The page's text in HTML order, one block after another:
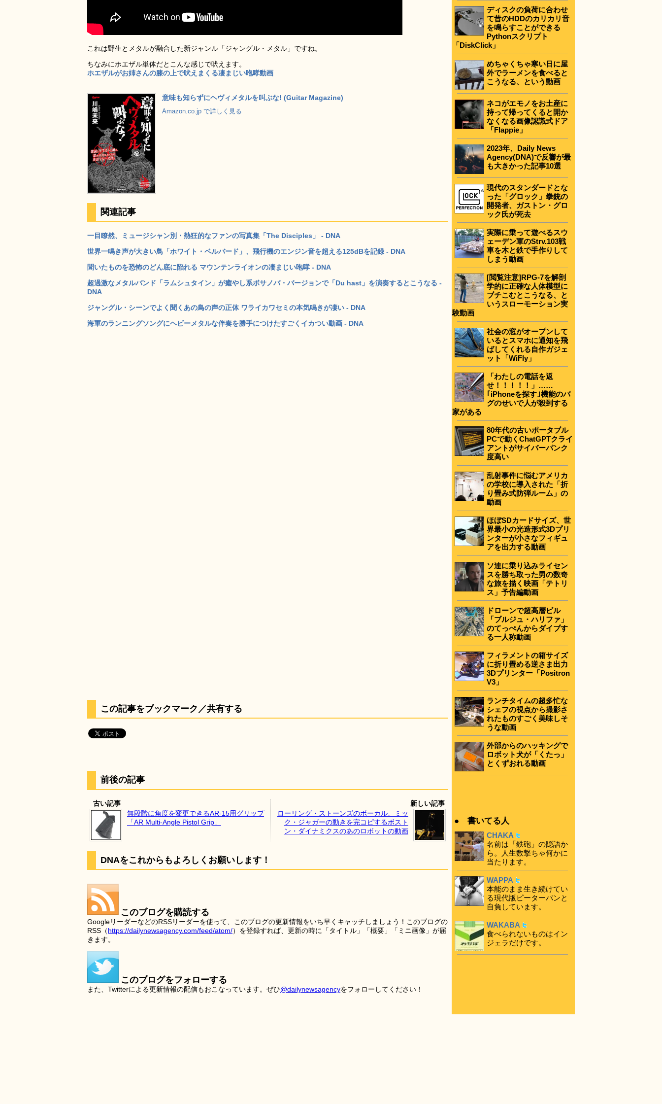
これは野生とメタルが融合した新ジャンル「ジャングル・メタル」ですね。
ちなみにホエザル単体だとこんな感じで吠えます。
ホエザルがお姉さんの膝の上で吠えまくる凄まじい咆哮動画
意味も知らずにヘヴィメタルを叫ぶな! (Guitar Magazine)
Amazon.co.jp で詳しく見る
関連記事
一目瞭然、ミュージシャン別・熱狂的なファンの写真集「The Disciples」 - DNA
世界一鳴き声が大きい鳥「ホワイト・ベルバード」、飛行機のエンジン音を超える125dBを記録 - DNA
聞いたものを恐怖のどん底に陥れる マウンテンライオンの凄まじい咆哮 - DNA
超過激なメタルバンド「ラムシュタイン」が癒やし系ボサノバ・バージョンで「Du hast」を演奏するとこうなる -
DNA
ジャングル・シーンでよく聞くあの鳥の声の正体 ワライカワセミの本気鳴きが凄い - DNA
海軍のランニングソングにヘビーメタルな伴奏を勝手につけたすごくイカつい動画 - DNA
この記事をブックマーク／共有する
前後の記事
古い記事
無段階に角度を変更できるAR-15用グリップ
「AR Multi-Angle Pistol Grip」
新しい記事
ローリング・ストーンズのボーカル、ミッ
ク・ジャガーの動きを完コピするボスト
ン・ダイナミクスのあのロボットの動画
DNAをこれからもよろしくお願いします！
このブログを購読する
GoogleリーダーなどのRSSリーダーを使って、このブログの更新情報をいち早くキャッチしましょう！このブログの
RSS（https://dailynewsagency.com/feed/atom/）を登録すれば、更新の時に「タイトル」「概要」「ミニ画像」が届
きます。
このブログをフォローする
また、Twitterによる更新情報の配信もおこなっています。ぜひ@dailynewsagencyをフォローしてください！
ディスクの負荷に合わせ
て昔のHDDのカリカリ音
を鳴らすことができる
Pythonスクリプト
「DiskClick」
めちゃくちゃ寒い日に屋
外でラーメンを食べると
こうなる、という動画
ネコがエモノをお土産に
持って帰ってくると開か
なくなる画像認識式ドア
「Flappie」
2023年、Daily News
Agency(DNA)で反響が最
も大きかった記事10選
現代のスタンダードとな
った「グロック」拳銃の
開発者、ガストン・グロ
ック氏が死去
実際に乗って遊べるスウ
ェーデン軍のStrv.103戦
車を木と鉄で手作りして
しまう動画
[閲覧注意]RPG-7を解剖
学的に正確な人体模型に
ブチこむとこうなる、と
いうスローモーション実
験動画
社会の窓がオープンして
いるとスマホに通知を飛
ばしてくれる自作ガジェ
ット「WiFly」
「わたしの電話を返
せ！！！！！」……
｢iPhoneを探す｣機能のバ
グのせいで人が殺到する
家がある
80年代の古いポータブル
PCで動くChatGPTクライ
アントがサイバーパンク
度高い
乱射事件に悩むアメリカ
の学校に導入された「折
り畳み式防弾ルーム」の
動画
ほぼSDカードサイズ、世
界最小の光造形式3Dプリ
ンターが小さなフィギュ
アを出力する動画
ソ連に乗り込みライセン
スを勝ち取った男の数奇
な旅を描く映画「テトリ
ス」予告編動画
ドローンで超高層ビル
「ブルジュ・ハリファ」
のてっぺんからダイブす
る一人称動画
フィラメントの箱サイズ
に折り畳める逆さま出力
3Dプリンター「Positron
V3」
ランチタイムの超多忙な
シェフの視点から撮影さ
れたものすごく美味しそ
うな動画
外部からのハッキングで
ロボット犬が「くたっ」
とくずおれる動画
● 書いてる人
CHAKA
名前は「鉄砲」の隠語か
ら。人生数撃ちゃ何かに
当たります。
WAPPA
本能のまま生き続けてい
る現代版ピーターパンと
自負しています。
WAKABA
食べられないものはイン
ジェラだけです。